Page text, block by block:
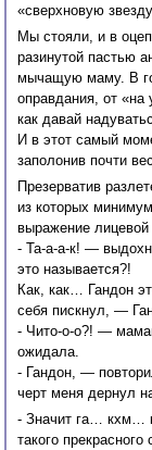
«сверхновую
Мы стояли, и в
разинутой пастью
мычащую маму. В
оправдания, от
как давай
И в этот самый
заполонив почти
Презерватив
из которых
выражение лицевой
- Та-а-а-к! —
это называется?!
Как, как… Гандон
себя пискнул, —
- Чито-о-о?! —
ожидала.
- Гандон, —
черт меня дернул
- Значит га… кхм…
такого